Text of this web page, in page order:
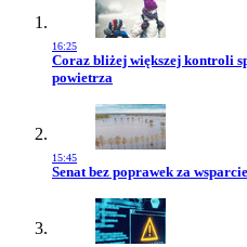
16:25
Przejdź do artykułu:
Coraz bliżej większej kontroli
powietrza
15:45
Przejdź do artykułu:
Senat bez poprawek za